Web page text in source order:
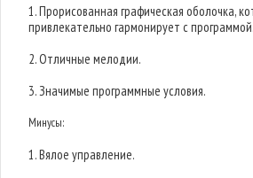
1. Прорисованная графическая оболочка,
привлекательно гармонирует с программой.
2. Отличные мелодии.
3. Значимые программные условия.
Минусы:
1. Вялое управление.